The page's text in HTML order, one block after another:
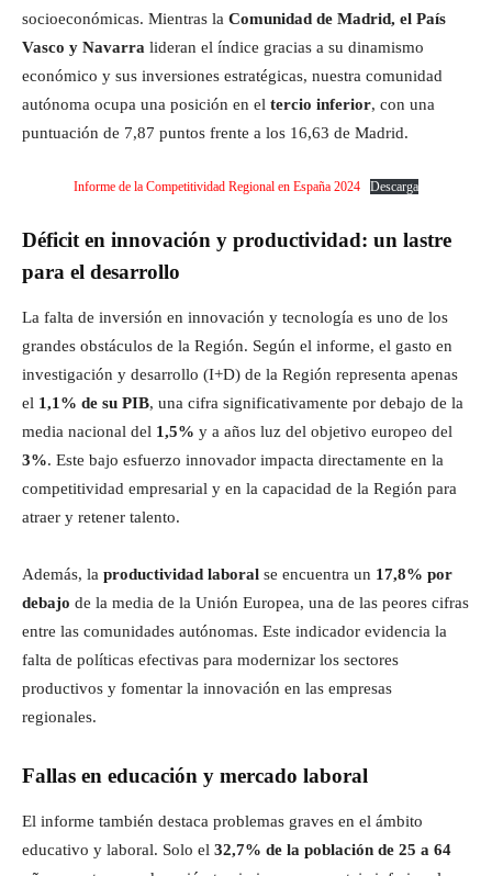
socioeconómicas. Mientras la Comunidad de Madrid, el País
Vasco y Navarra lideran el índice gracias a su dinamismo
económico y sus inversiones estratégicas, nuestra comunidad
autónoma ocupa una posición en el tercio inferior, con una
puntuación de 7,87 puntos frente a los 16,63 de Madrid.
Informe de la Competitividad Regional en España 2024 Descarga
Déficit en innovación y productividad: un lastre
para el desarrollo
La falta de inversión en innovación y tecnología es uno de los
grandes obstáculos de la Región. Según el informe, el gasto en
investigación y desarrollo (I+D) de la Región representa apenas
el 1,1% de su PIB, una cifra significativamente por debajo de la
media nacional del 1,5% y a años luz del objetivo europeo del
3%. Este bajo esfuerzo innovador impacta directamente en la
competitividad empresarial y en la capacidad de la Región para
atraer y retener talento.
Además, la productividad laboral se encuentra un 17,8% por
debajo de la media de la Unión Europea, una de las peores cifras
entre las comunidades autónomas. Este indicador evidencia la
falta de políticas efectivas para modernizar los sectores
productivos y fomentar la innovación en las empresas
regionales.
Fallas en educación y mercado laboral
El informe también destaca problemas graves en el ámbito
educativo y laboral. Solo el 32,7% de la población de 25 a 64